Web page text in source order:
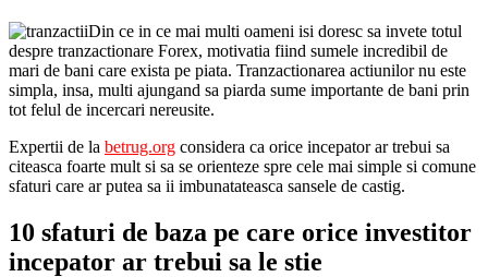
Din ce in ce mai multi oameni isi doresc sa invete totul
despre tranzactionare Forex, motivatia fiind sumele incredibil de
mari de bani care exista pe piata. Tranzactionarea actiunilor nu este
simpla, insa, multi ajungand sa piarda sume importante de bani prin
tot felul de incercari nereusite.
Expertii de la betrug.org considera ca orice incepator ar trebui sa
citeasca foarte mult si sa se orienteze spre cele mai simple si comune
sfaturi care ar putea sa ii imbunatateasca sansele de castig.
10 sfaturi de baza pe care orice investitor
incepator ar trebui sa le stie